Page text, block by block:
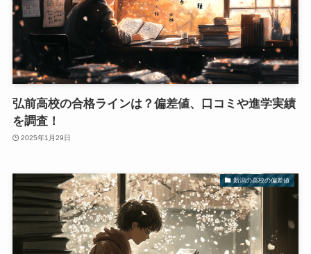
弘前高校の合格ラインは？偏差値、口コミや進学実績
を調査！
2025年1月29日
新潟の高校の偏差値